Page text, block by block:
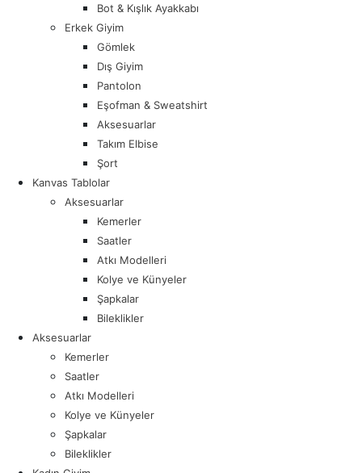
Bot & Kışlık Ayakkabı
Erkek Giyim
Gömlek
Dış Giyim
Pantolon
Eşofman & Sweatshirt
Aksesuarlar
Takım Elbise
Şort
Kanvas Tablolar
Aksesuarlar
Kemerler
Saatler
Atkı Modelleri
Kolye ve Künyeler
Şapkalar
Bileklikler
Aksesuarlar
Kemerler
Saatler
Atkı Modelleri
Kolye ve Künyeler
Şapkalar
Bileklikler